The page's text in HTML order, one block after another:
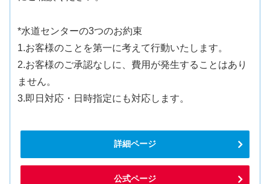
*水道センターの3つのお約束
1.お客様のことを第一に考えて行動いたします。
2.お客様のご承認なしに、費用が発生することはあり
ません。
3.即日対応・日時指定にも対応します。
詳細ページ
公式ページ